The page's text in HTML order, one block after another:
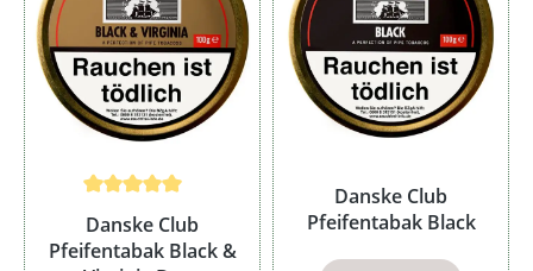
Durchschnittliche Bewertung von 5 von 5 Sternen
Danske Club
Pfeifentabak Black &
Danske Club
Pfeifentabak Black